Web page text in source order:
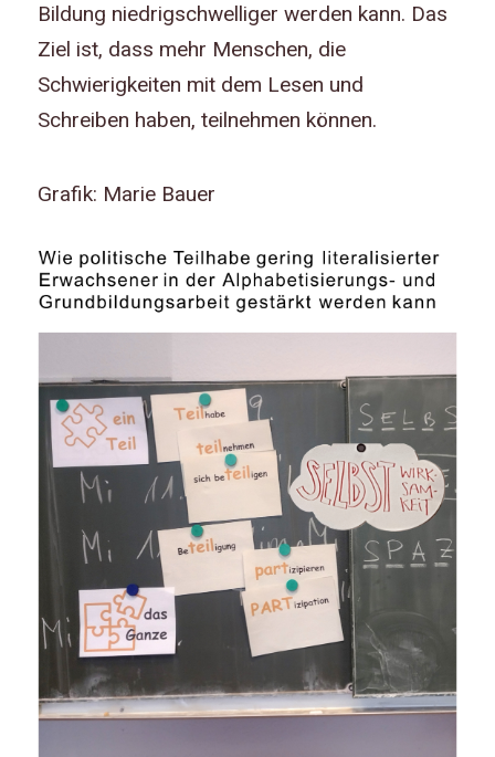
Bildung niedrigschwelliger werden kann. Das
Ziel ist, dass mehr Menschen, die
Schwierigkeiten mit dem Lesen und
Schreiben haben, teilnehmen können.
Grafik: Marie Bauer